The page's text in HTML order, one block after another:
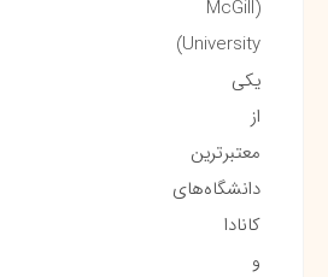
(McGill
University)
یکی
از
معتبرترین
دانشگاه‌های
کانادا
و